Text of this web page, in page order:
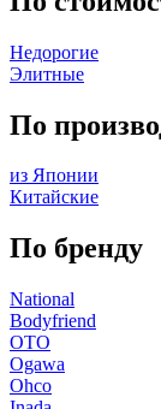
Недорогие
Элитные
По
из Японии
Китайские
По бренду
National
Bodyfriend
OTO
Ogawa
Ohco